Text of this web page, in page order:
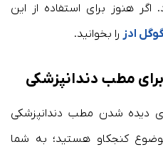
اگر هنوز برای استفاده از این
ادز را بخوانید.
مطب دندانپزشکی
دیده شدن مطب دندانپزشکی
موضوع کنجکاو هستید؛ به شما